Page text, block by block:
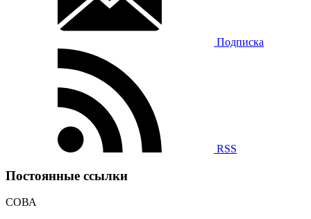
Подписка
RSS
Постоянные ссылки
СОВА